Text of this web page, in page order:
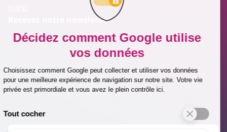
Recevez notre newsletter
Inscrivez-vous à notre newsletter pour
prendre une longueur d’avance sur vos
enjeux RH.
bonnes pratiques directement par email.